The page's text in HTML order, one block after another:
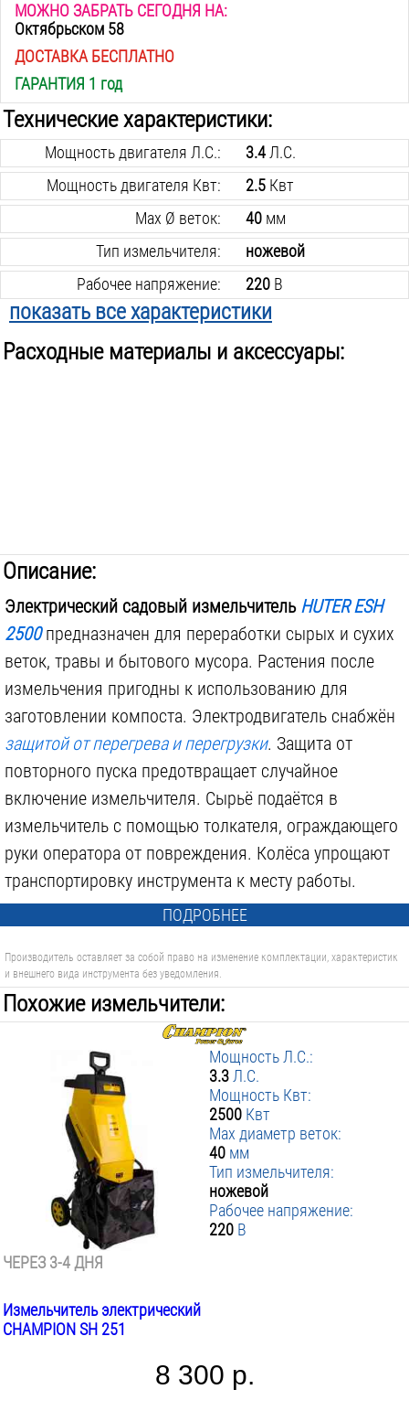
МОЖНО ЗАБРАТЬ СЕГОДНЯ НА:
Октябрьском 58
ДОСТАВКА БЕСПЛАТНО
ГАРАНТИЯ 1 год
Технические характеристики:
Мощность двигателя Л.С.: 3.4Л.С.
Мощность двигателя Квт:
2.5Квт
Max Ø веток:
40мм
Тип измельчителя:
ножевой
Рабочее напряжение:
220В
Контейнер в комплекте:
нет
Вес инструмента:
12кг
показать все характеристики
Расходные материалы и аксессуары:
Описание:
Электрический садовый измельчитель HUTER ESH
2500предназначен для переработки сырых и сухих
веток, травы и бытового мусора. Растения после
измельчения пригодны к использованию для
заготовлении компоста. Электродвигатель снабжён
защитой от перегрева и перегрузки. Защита от
повторного пуска предотвращает случайное
включение измельчителя. Сырьё подаётся в
измельчитель с помощью толкателя, ограждающего
руки оператора от повреждения. Колёса упрощают
транспортировку инструмента к месту работы.
ПОДРОБНЕЕ
Производитель оставляет за собой право на изменение комплектации, характеристик
и внешнего вида инструмента без уведомления.
Похожие измельчители:
Мощность Л.С.:
3.3 Л.С.
Мощность Квт:
2500 Квт
Max диаметр веток:
40 мм
Тип измельчителя:
ножевой
Рабочее напряжение:
220 В
ЧЕРЕЗ 3-4 ДНЯ
Измельчитель электрический
CHAMPION SH 251
8 300 р.